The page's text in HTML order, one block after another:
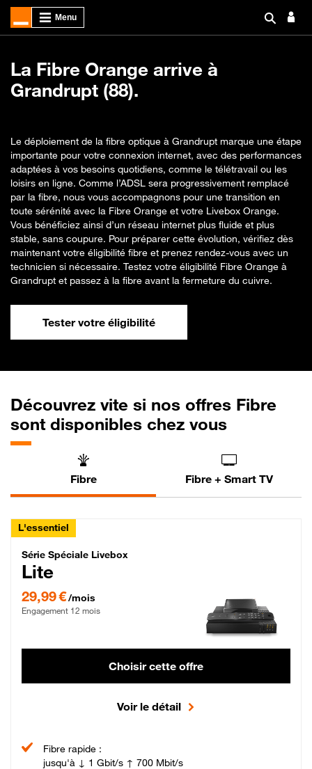
La Fibre Orange arrive à
Grandrupt (88).
Le déploiement de la fibre optique à Grandrupt marque une étape
importante pour votre connexion internet, avec des performances
adaptées à vos besoins quotidiens, comme le télétravail ou les
loisirs en ligne. Comme l’ADSL sera progressivement remplacé
par la fibre, nous vous accompagnons pour une transition en
toute sérénité avec la Fibre Orange et votre Livebox Orange.
Vous bénéficiez ainsi d’un réseau internet plus fluide et plus
stable, sans coupure. Pour préparer cette évolution, vérifiez dès
maintenant votre éligibilité fibre et prenez rendez-vous avec un
technicien si nécessaire. Testez votre éligibilité Fibre Orange à
Grandrupt et passez à la fibre avant la fermeture du cuivre.
Tester votre éligibilité
Découvrez vite si nos offres Fibre
sont disponibles chez vous
Fibre Fibre + Smart TV
L'essentiel
Série Spéciale Livebox Lite Fibre
Série Spéciale Livebox
Lite
29,99 €/mois
Engagement 12 mois
Choisir cette offre
Voir le détail
Fibre rapide :
jusqu'à ↓ 1 Gbit/s ↑ 700 Mbit/s